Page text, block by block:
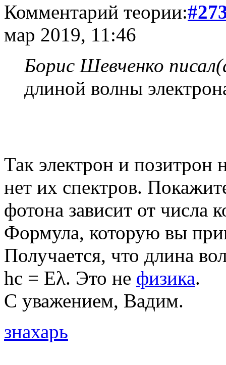
Комментарий теории:
мар 2019, 11:46
Борис Шевченко
длиной волны
Так электрон и позитрон
нет их спектров.
фотона зависит от числа
Формула, которую вы
Получается, что длина
hc = Еλ. Это не физика.
С уважением, Вадим.
знахарь